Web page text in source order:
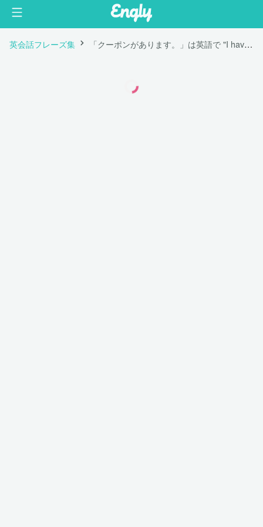
英会話フレーズ集 「クーポンがあります。」は英語で "I have a coupon."